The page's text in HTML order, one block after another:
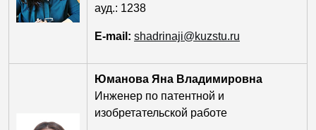
ауд.: 1238
E-mail: shadrinaji@kuzstu.ru
Юманова Яна Владимировна
Инженер по патентной и
изобретательской работе